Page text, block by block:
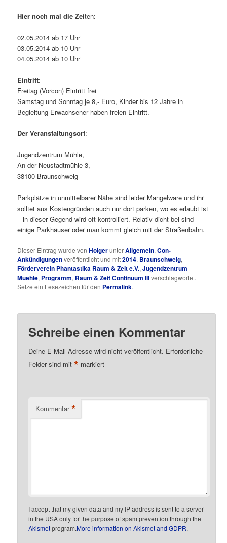
Hier noch mal die Zeiten:
02.05.2014 ab 17 Uhr
03.05.2014 ab 10 Uhr
04.05.2014 ab 10 Uhr
Eintritt:
Freitag (Vorcon) Eintritt frei
Samstag und Sonntag je 8,- Euro, Kinder bis 12 Jahre in
Begleitung Erwachsener haben freien Eintritt.
Der Veranstaltungsort:
Jugendzentrum Mühle,
An der Neustadtmühle 3,
38100 Braunschweig
Parkplätze in unmittelbarer Nähe sind leider Mangelware und ihr
solltet aus Kostengründen auch nur dort parken, wo es erlaubt ist
– in dieser Gegend wird oft kontrolliert. Relativ dicht bei sind
einige Parkhäuser oder man kommt gleich mit der Straßenbahn.
Dieser Eintrag wurde vonHolgerunterAllgemein,Con-
Ankündigungenveröffentlicht und mit2014, Braunschweig,
Förderverein Phantastika Raum & Zeit e.V.,Jugendzentrum
Muehle, Programm, Raum & Zeit Continuum IIIverschlagwortet.
Setze ein Lesezeichen für den Permalink.
Schreibe einen Kommentar
Deine E-Mail-Adresse wird nicht veröffentlicht. Erforderliche
Felder sind mit* markiert
Kommentar *
I accept that my given data and my IP address is sent to a server
in the USA only for the purpose of spam prevention through the
Akismetprogram.More information on Akismet and GDPR.